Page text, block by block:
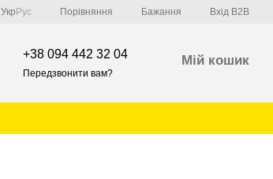
Укр Рус Порівняння Бажання Вхід B2B
+38 094 442 32 04
Передзвонити вам?
Мій кошик